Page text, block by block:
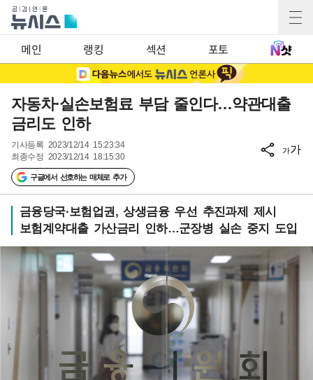
메인 랭킹 섹션 포토
자동차·실손보험료 부담 줄인다…약관대출
금리도 인하
기사등록 2023/12/14 15:23:34
최종수정 2023/12/14 18:15:30
구글에서 선호하는 매체로 추가
가가
금융당국·보험업권, 상생금융 우선 추진과제 제시
보험계약대출 가산금리 인하…군장병 실손 중지 도입